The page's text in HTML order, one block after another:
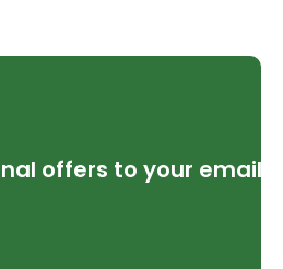
offers to your email